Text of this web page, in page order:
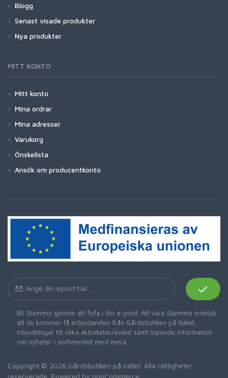
Blogg
Senast visade produkter
Nya produkter
MITT KONTO
Mitt konto
Mina ordrar
Mina adresser
Varukorg
Önskelista
Ansök om producentkonto
Bli Stammis genom att fylla i din e-post. Att vara Stammis innebär
att du kommer få erbjudanden från Gårdsbutiken på Nätet,
inbjudningar till olika aktiviteter/event samt löpande information
om nyheter i sortimentet med mera.
Copyright © 2026 Gårdsbutiken på nätet. Alla rättigheter
reserverade. Powered by nopCommerce